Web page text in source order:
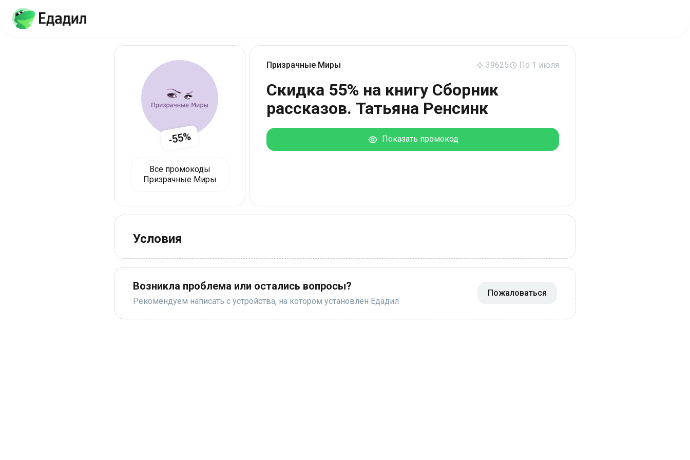
-55%
Все промокоды
Призрачные Миры
Призрачные Миры 39625 По 1 июля
Скидка 55% на книгу Сборник
рассказов. Татьяна Ренсинк
Показать промокод
Условия
Возникла проблема или остались вопросы?
Рекомендуем написать с устройства, на котором установлен Едадил
Пожаловаться